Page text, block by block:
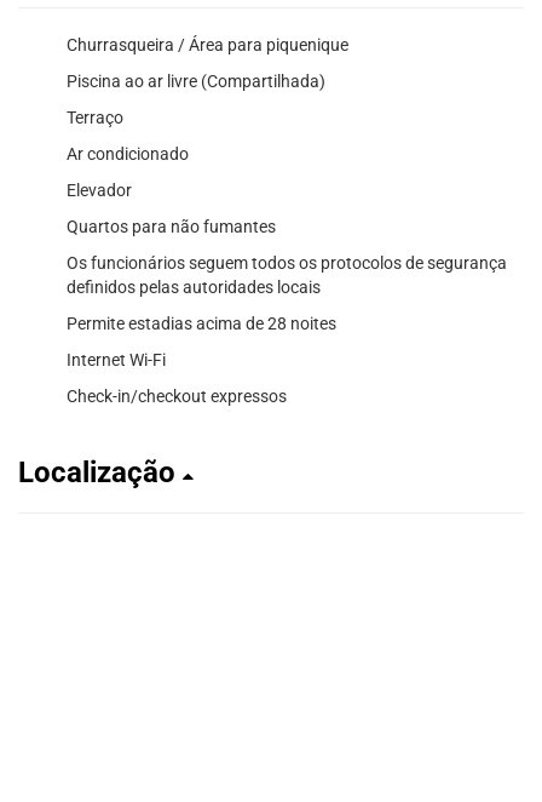
Churrasqueira / Área para piquenique
Piscina ao ar livre (Compartilhada)
Terraço
Ar condicionado
Elevador
Quartos para não fumantes
Os funcionários seguem todos os protocolos de segurança
definidos pelas autoridades locais
Permite estadias acima de 28 noites
Internet Wi-Fi
Check-in/checkout expressos
Localização